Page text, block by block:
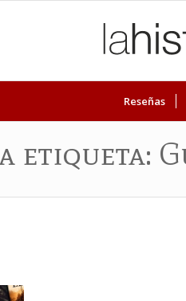
Reseñas
etiqueta: